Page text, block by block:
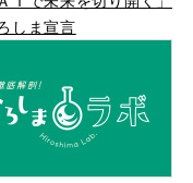
しま宣言